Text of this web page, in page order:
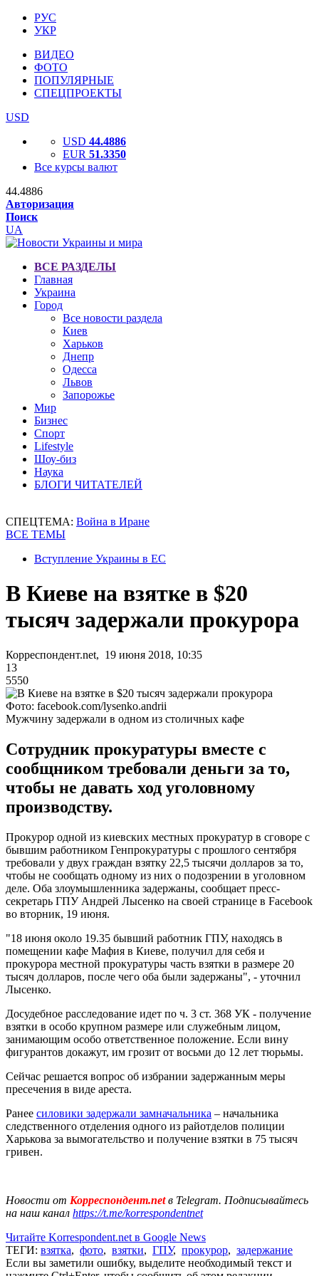
РУС
УКР
ВИДЕО
ФОТО
ПОПУЛЯРНЫЕ
СПЕЦПРОЕКТЫ
USD
USD 44.4886
EUR 51.3350
Все курсы валют
44.4886
Авторизация
Поиск
UA
ВСЕ РАЗДЕЛЫ
Главная
Украина
Город
Все новости раздела
Киев
Харьков
Днепр
Одесса
Львов
Запорожье
Мир
Бизнес
Спорт
Lifestyle
Шоу-биз
Наука
БЛОГИ ЧИТАТЕЛЕЙ
СПЕЦТЕМА: Война в Иране
ВСЕ ТЕМЫ
Вступление Украины в ЕС
В Киеве на взятке в $20
тысяч задержали прокурора
Корреспондент.net, 19 июня 2018, 10:35
13
5550
Фото: facebook.com/lysenko.andrii
Мужчину задержали в одном из столичных кафе
Сотрудник прокуратуры вместе с
сообщником требовали деньги за то,
чтобы не давать ход уголовному
производству.
Прокурор одной из киевских местных прокуратур в сговоре с
бывшим работником Генпрокуратуры с прошлого сентября
требовали у двух граждан взятку 22,5 тысячи долларов за то,
чтобы не сообщать одному из них о подозрении в уголовном
деле. Оба злоумышленника задержаны, сообщает пресс-
секретарь ГПУ Андрей Лысенко на своей странице в Facebook
во вторник, 19 июня.
"18 июня около 19.35 бывший работник ГПУ, находясь в
помещении кафе Мафия в Киеве, получил для себя и
прокурора местной прокуратуры часть взятки в размере 20
тысяч долларов, после чего оба были задержаны", - уточнил
Лысенко.
Досудебное расследование идет по ч. 3 ст. 368 УК - получение
взятки в особо крупном размере или служебным лицом,
занимающим особо ответственное положение. Если вину
фигурантов докажут, им грозит от восьми до 12 лет тюрьмы.
Сейчас решается вопрос об избрании задержанным меры
пресечения в виде ареста.
Ранее силовики задержали замначальника – начальника
следственного отделения одного из райотделов полиции
Харькова за вымогательство и получение взятки в 75 тысяч
гривен.
Новости от Корреспондент.netв Telegram. Подписывайтесь
на наш канал https://t.me/korrespondentnet
Читайте Korrespondent.net в Google News
ТЕГИ: взятка, фото, взятки, ГПУ, прокурор, задержание
Если вы заметили ошибку, выделите необходимый текст и